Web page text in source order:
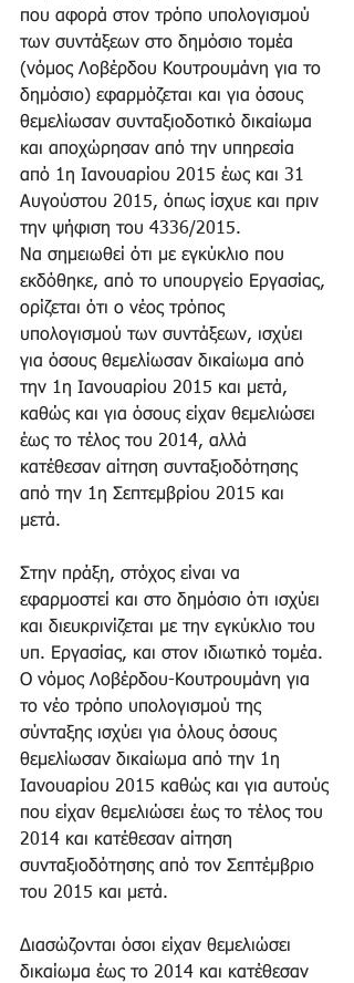
που αφορά στον τρόπο υπολογισμού
των συντάξεων στο δημόσιο τομέα
(νόμος Λοβέρδου Κουτρουμάνη για το
δημόσιο) εφαρμόζεται και για όσους
θεμελίωσαν συνταξιοδοτικό δικαίωμα
και αποχώρησαν από την υπηρεσία
από 1η Ιανουαρίου 2015 έως και 31
Αυγούστου 2015, όπως ίσχυε και πριν
την ψήφιση του 4336/2015.
Να σημειωθεί ότι με εγκύκλιο που
εκδόθηκε, από το υπουργείο Εργασίας,
ορίζεται ότι ο νέος τρόπος
υπολογισμού των συντάξεων, ισχύει
για όσους θεμελίωσαν δικαίωμα από
την 1η Ιανουαρίου 2015 και μετά,
καθώς και για όσους είχαν θεμελιώσει
έως το τέλος του 2014, αλλά
κατέθεσαν αίτηση συνταξιοδότησης
από την 1η Σεπτεμβρίου 2015 και
μετά.
Στην πράξη, στόχος είναι να
εφαρμοστεί και στο δημόσιο ότι ισχύει
και διευκρινίζεται με την εγκύκλιο του
υπ. Εργασίας, και στον ιδιωτικό τομέα.
Ο νόμος Λοβέρδου-Κουτρουμάνη για
το νέο τρόπο υπολογισμού της
σύνταξης ισχύει για όλους όσους
θεμελίωσαν δικαίωμα από την 1η
Ιανουαρίου 2015 καθώς και για αυτούς
που είχαν θεμελιώσει έως το τέλος του
2014 και κατέθεσαν αίτηση
συνταξιοδότησης από τον Σεπτέμβριο
του 2015 και μετά.
Διασώζονται όσοι είχαν θεμελιώσει
δικαίωμα έως το 2014 και κατέθεσαν